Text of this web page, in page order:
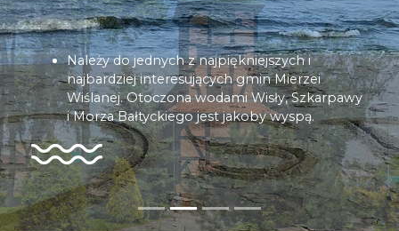
Należy do jednych z najpiękniejszych i
najbardziej interesujących gmin Mierzei
Wiślanej. Otoczona wodami Wisły, Szkarpawy
i Morza Bałtyckiego jest jakoby wyspą.